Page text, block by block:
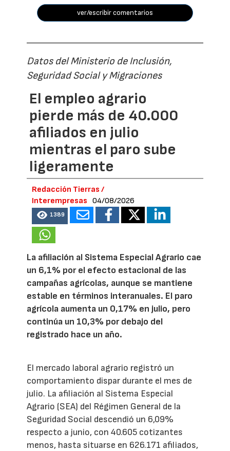
ver/escribir comentarios
Datos del Ministerio de Inclusión,
Seguridad Social y Migraciones
El empleo agrario
pierde más de 40.000
afiliados en julio
mientras el paro sube
ligeramente
Redacción Tierras /
Interempresas
04/08/2026
1389
La afiliación al Sistema Especial Agrario cae
un 6,1% por el efecto estacional de las
campañas agrícolas, aunque se mantiene
estable en términos interanuales. El paro
agrícola aumenta un 0,17% en julio, pero
continúa un 10,3% por debajo del
registrado hace un año.
El mercado laboral agrario registró un
comportamiento dispar durante el mes de
julio. La afiliación al Sistema Especial
Agrario (SEA) del Régimen General de la
Seguridad Social descendió un 6,09%
respecto a junio, con 40.605 cotizantes
menos, hasta situarse en 626.171 afiliados,